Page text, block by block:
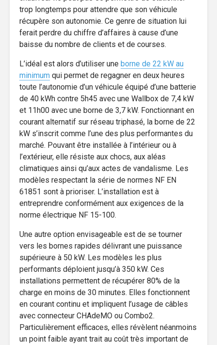
trop longtemps pour attendre que son véhicule
récupère son autonomie. Ce genre de situation lui
ferait perdre du chiffre d’affaires à cause d’une
baisse du nombre de clients et de courses.
L’idéal est alors d’utiliser une borne de 22 kW au
minimum qui permet de regagner en deux heures
toute l’autonomie d’un véhicule équipé d’une batterie
de 40 kWh contre 5h45 avec une Wallbox de 7,4 kW
et 11h00 avec une borne de 3,7 kW. Fonctionnant en
courant alternatif sur réseau triphasé, la borne de 22
kW s’inscrit comme l’une des plus performantes du
marché. Pouvant être installée à l’intérieur ou à
l’extérieur, elle résiste aux chocs, aux aléas
climatiques ainsi qu’aux actes de vandalisme. Les
modèles respectant la série de normes NF EN
61851 sont à prioriser. L’installation est à
entreprendre conformément aux exigences de la
norme électrique NF 15-100.
Une autre option envisageable est de se tourner
vers les bornes rapides délivrant une puissance
supérieure à 50 kW. Les modèles les plus
performants déploient jusqu’à 350 kW. Ces
installations permettent de récupérer 80% de la
charge en moins de 30 minutes. Elles fonctionnent
en courant continu et impliquent l’usage de câbles
avec connecteur CHAdeMO ou Combo2.
Particulièrement efficaces, elles révèlent néanmoins
un point faible ayant trait au coût très important de